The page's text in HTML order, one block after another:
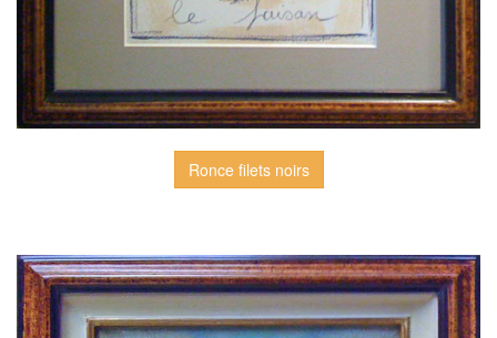
Ronce filets noirs